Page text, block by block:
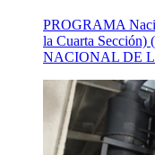
PROGRAMA
la Cuarta Sección)
NACIONAL DE